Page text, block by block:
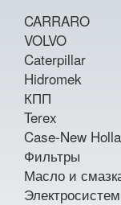
CARRARO
VOLVO
Caterpillar
Hidromek
КПП
Terex
Case-New
Фильтры
Масло и